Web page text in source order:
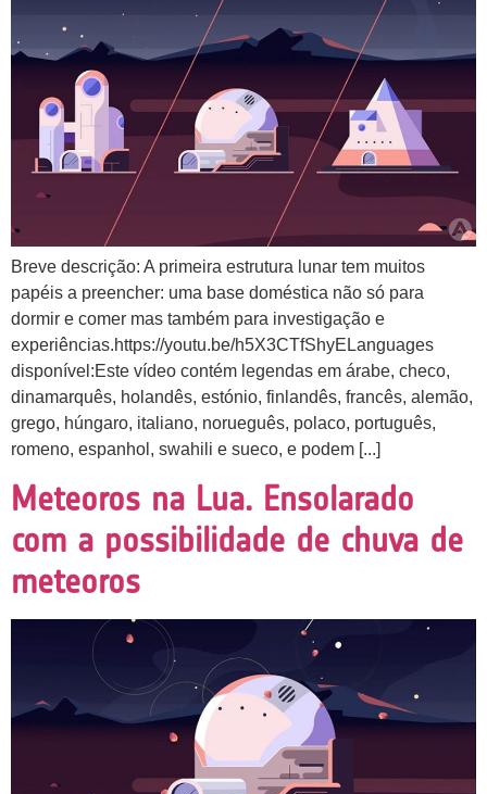
Breve descrição: A primeira estrutura lunar tem muitos
papéis a preencher: uma base doméstica não só para
dormir e comer mas também para investigação e
experiências.https://youtu.be/h5X3CTfShyELanguages
disponível:Este vídeo contém legendas em árabe, checo,
dinamarquês, holandês, estónio, finlandês, francês, alemão,
grego, húngaro, italiano, norueguês, polaco, português,
romeno, espanhol, swahili e sueco, e podem [...]
Meteoros na Lua. Ensolarado
com a possibilidade de chuva de
meteoros